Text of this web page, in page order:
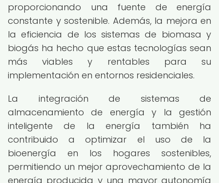
proporcionando una fuente de energía
constante y sostenible. Además, la mejora en
la eficiencia de los sistemas de biomasa y
biogás ha hecho que estas tecnologías sean
más viables y rentables para su
implementación en entornos residenciales.
La integración de sistemas de
almacenamiento de energía y la gestión
inteligente de la energía también ha
contribuido a optimizar el uso de la
bioenergía en los hogares sostenibles,
permitiendo un mejor aprovechamiento de la
energía producida y una mayor autonomía